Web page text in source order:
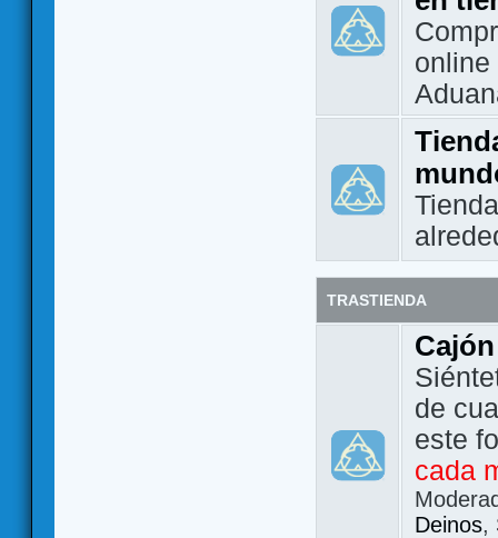
TRASTIENDA
de
este
cada
Deinos,